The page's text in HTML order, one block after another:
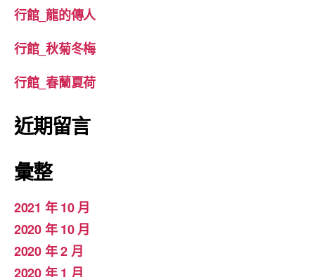
行館_龍的傳人
行館_秋菊冬梅
行館_春蘭夏荷
近期留言
彙整
2021 年 10 月
2020 年 10 月
2020 年 2 月
2020 年 1 月